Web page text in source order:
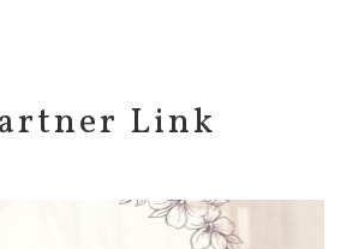
Link